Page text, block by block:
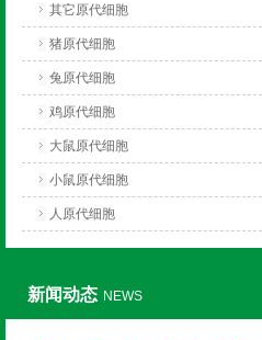
其它原代细胞
猪原代细胞
兔原代细胞
鸡原代细胞
大鼠原代细胞
小鼠原代细胞
人原代细胞
新闻动态 NEWS